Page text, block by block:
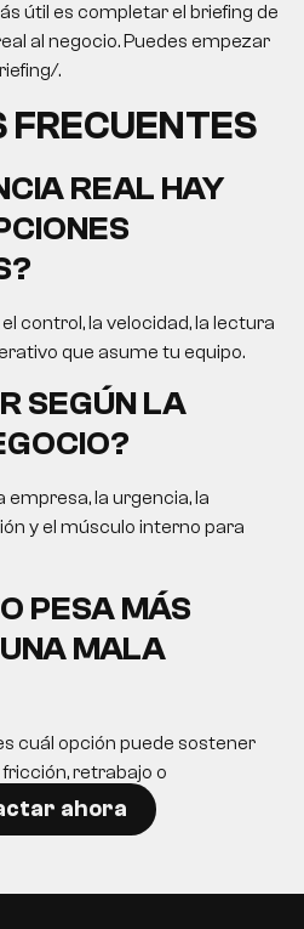
útil es completar el briefing de
al negocio. Puedes empezar
.
FRECUENTES
REAL HAY
control, la velocidad, la lectura
que asume tu equipo.
SEGÚN LA
empresa, la urgencia, la
y el músculo interno para
PESA MÁS
MALA
cuál opción puede sostener
retrabajo o
ahora